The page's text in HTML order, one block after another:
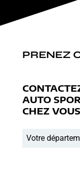
PRENEZ
AUTO
CHEZ VOUS
Votre